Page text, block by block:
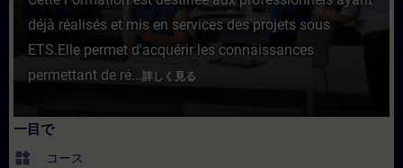
déjà réalisés et mis en services des projets sous
ETS.Elle permet d'acquérir les connaissances
permettant de ré...詳しく見る
一目で
widgets コース